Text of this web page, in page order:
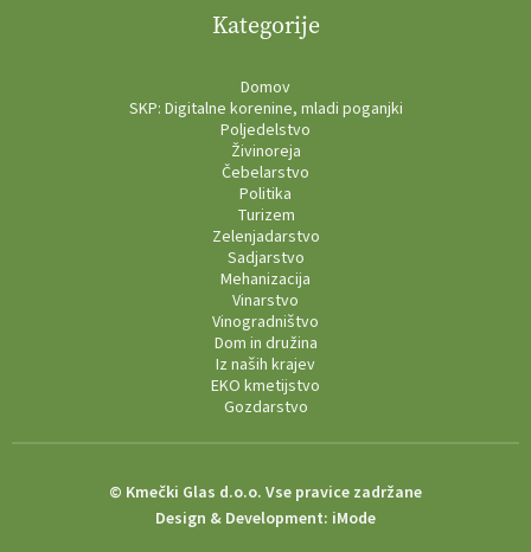
Kategorije
Domov
SKP: Digitalne korenine, mladi poganjki
Poljedelstvo
Živinoreja
Čebelarstvo
Politika
Turizem
Zelenjadarstvo
Sadjarstvo
Mehanizacija
Vinarstvo
Vinogradništvo
Dom in družina
Iz naših krajev
EKO kmetijstvo
Gozdarstvo
© Kmečki Glas d.o.o. Vse pravice zadržane
Design & Development: iMode